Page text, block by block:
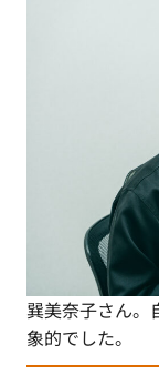
巽美奈子さん。
象的でした。